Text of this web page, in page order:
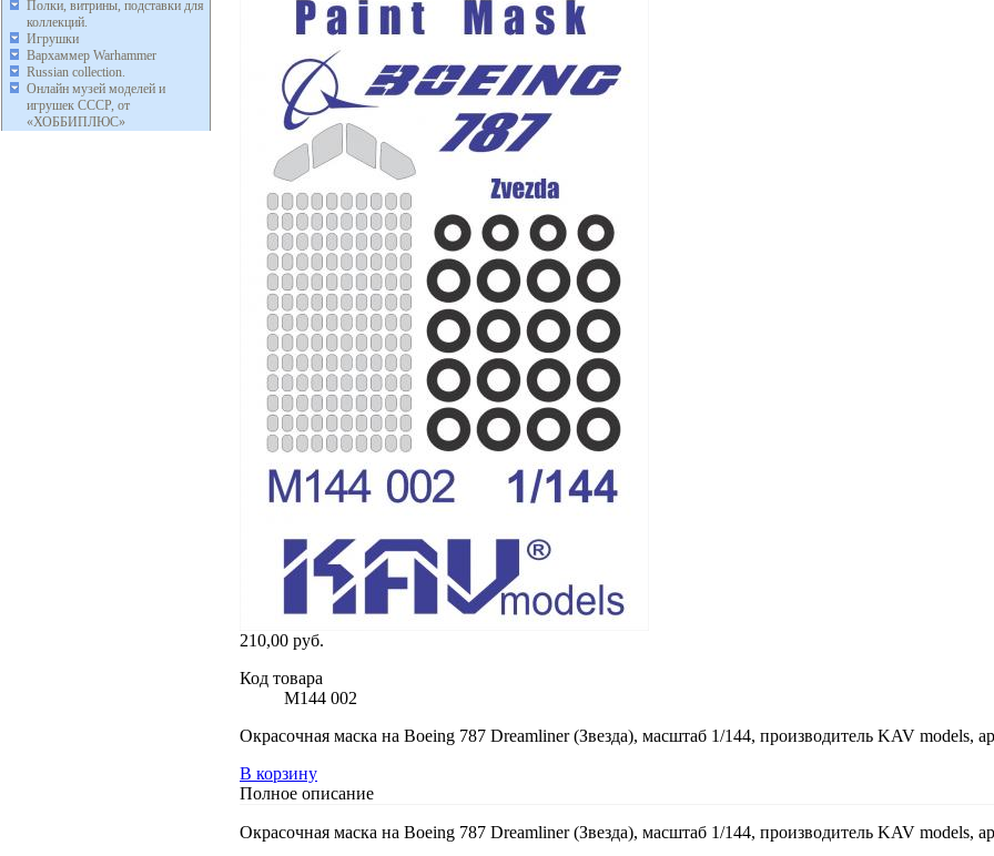
Полки, витрины, подставки для
коллекций.
Игрушки
Вархаммер Warhammer
Russian collection.
Онлайн музей моделей и
игрушек СССР, от
«ХОББИПЛЮС»
210,00 руб.
Код товара
M144 002
Окрасочная маска на Boeing 787 Dreamliner (Звезда), масштаб 1/144, производитель KAV models,
В корзину
Полное описание
Окрасочная маска на Boeing 787 Dreamliner (Звезда), масштаб 1/144, производитель KAV models,